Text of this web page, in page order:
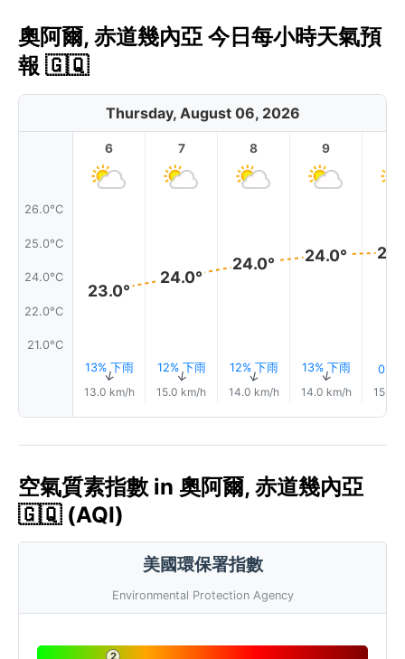
奧阿爾, 赤道幾內亞 今日每小時天氣預
報 🇬🇶
Thursday, August 06, 2026
26.0°C
25.0°C
24.0°C
22.0°C
21.0°C
6
23.0°
13% 下雨
↑
13.0 km/h
7
24.0°
12% 下雨
↑
15.0 km/h
8
24.0°
12% 下雨
↑
14.0 km/h
9
24.0°
13% 下雨
↑
14.0 km/h
0.0
15.0
空氣質素指數 in 奧阿爾, 赤道幾內亞
🇬🇶 (AQI)
美國環保署指數
Environmental Protection Agency